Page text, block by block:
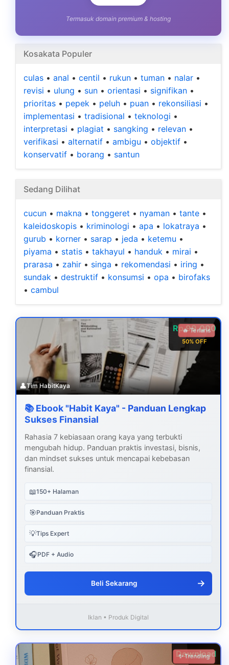
Termasuk domain premium & hosting
Kosakata Populer
culas • anal • centil • rukun • tuman • nalar •
revisi • ulung • sun • orientasi • signifikan •
prioritas • pepek • peluh • puan • rekonsiliasi •
implementasi • tradisional • teknologi •
interpretasi • plagiat • sangking • relevan •
verifikasi • alternatif • ambigu • objektif •
konservatif • borang • santun
Sedang Dilihat
cucun • makna • tonggeret • nyaman • tante •
kaleidoskopis • kriminologi • apa • lokatraya •
gurub • korner • sarap • jeda • ketemu •
piyama • statis • takhayul • handuk • mirai •
prarasa • zahir • singa • rekomendasi • iring •
sundak • destruktif • konsumsi • opa • birofaks
• cambul
Rp 99.000
50% OFF
🔥 Terlaris
👤Tim HabitKaya
📚 Ebook "Habit Kaya" - Panduan Lengkap
Sukses Finansial
Rahasia 7 kebiasaan orang kaya yang terbukti
mengubah hidup. Panduan praktis investasi, bisnis,
dan mindset sukses untuk mencapai kebebasan
finansial.
📖150+ Halaman
🎯Panduan Praktis
💡Tips Expert
🎧PDF + Audio
Beli Sekarang →
Iklan • Produk Digital
Download
✨ Trending